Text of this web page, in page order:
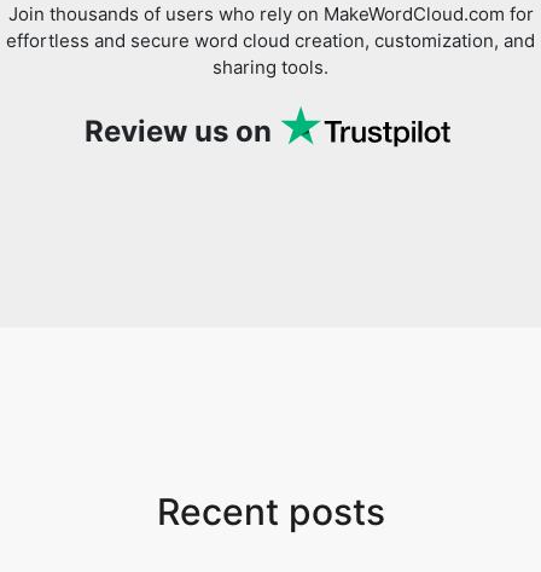
Join thousands of users who rely on MakeWordCloud.com for
effortless and secure word cloud creation, customization, and
sharing tools.
Review us on
Recent posts